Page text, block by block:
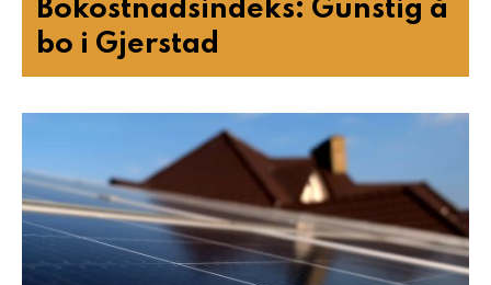
Bokostnadsindeks: Gunstig å
bo i Gjerstad